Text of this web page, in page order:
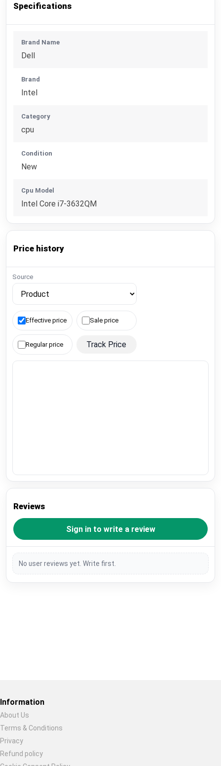
Specifications
Brand Name
Dell
Brand
Intel
Category
cpu
Condition
New
Cpu Model
Intel Core i7-3632QM
Price history
Source
Effective price Sale price
Regular price Track Price
Reviews
Sign in to write a review
No user reviews yet. Write first.
Information
About Us
Terms & Conditions
Privacy
Refund policy